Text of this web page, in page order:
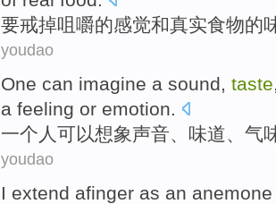
要戒掉咀嚼的感觉和真实食物的
youdao
One can imagine a sound, taste
a feeling or emotion.
一个人 可以想象声音、 味道、 气
youdao
I extend afinger as an anemone